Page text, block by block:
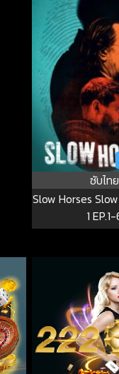
ซับไทย
Slow Horses
1